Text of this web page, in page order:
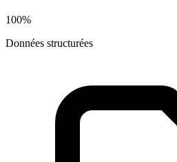
100%
Données structurées